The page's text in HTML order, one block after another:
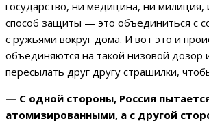
государство, ни медицина, ни
способ защиты — это объединиться с
с ружьями вокруг дома. И вот это и
объединяются на такой низовой дозор
пересылать друг другу страшилки,
— С одной стороны, Россия
атомизированными, а с другой